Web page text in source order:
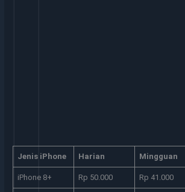
Jenis iPhone Harian Mingguan
iPhone 8+ Rp 50.000 Rp 41.000